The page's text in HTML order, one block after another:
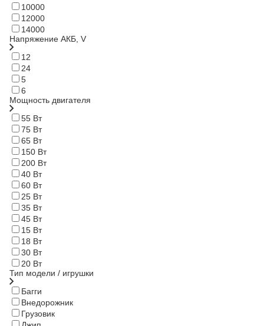
10000
12000
14000
Напряжение АКБ, V
12
24
5
6
Мощность двигателя
55 Вт
75 Вт
65 Вт
150 Вт
200 Вт
40 Вт
60 Вт
25 Вт
35 Вт
45 Вт
15 Вт
18 Вт
30 Вт
20 Вт
Тип модели / игрушки
Багги
Внедорожник
Грузовик